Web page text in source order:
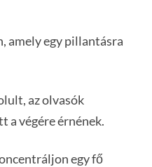
amely egy pillantásra
az olvasók
a végére érnének.
egy fő